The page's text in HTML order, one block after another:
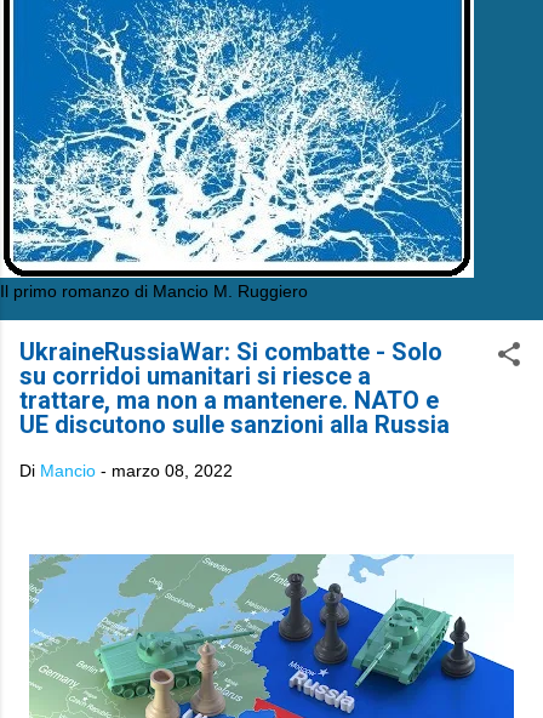
Il primo romanzo di Mancio M. Ruggiero
UkraineRussiaWar: Si combatte - Solo
su corridoi umanitari si riesce a
trattare, ma non a mantenere. NATO e
UE discutono sulle sanzioni alla Russia
Di Mancio - marzo 08, 2022